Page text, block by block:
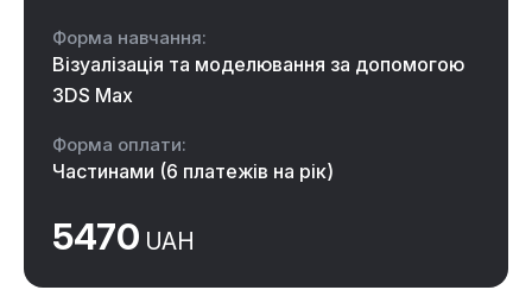
Форма навчання:
Візуалізація та моделювання за допомогою
3DS Max
Форма оплати:
Частинами (6 платежів на рік)
5470 UAH